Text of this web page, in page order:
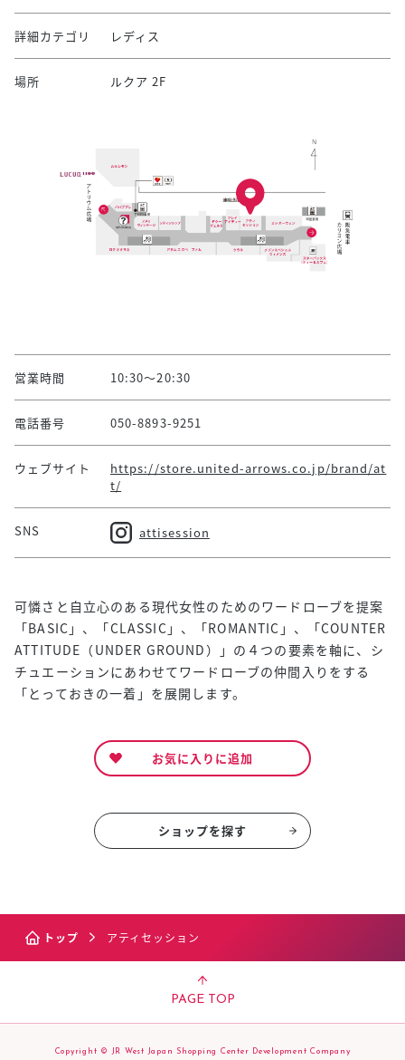
詳細カテゴリ レディス
場所 ルクア 2F
営業時間 10:30～20:30
電話番号 050-8893-9251
ウェブサイト
https://store.united-arrows.co.jp/brand/at
t/
SNS attisession
可憐さと自立心のある現代女性のためのワードローブを提案
「BASIC」、「CLASSIC」、「ROMANTIC」、「COUNTER
ATTITUDE（UNDER GROUND）」の４つの要素を軸に、シ
チュエーションにあわせてワードローブの仲間入りをする
「とっておきの一着」を展開します。
お気に入りに追加
ショップを探す
トップ アティセッション
PAGE TOP
Copyright © JR West Japan Shopping Center Development Company